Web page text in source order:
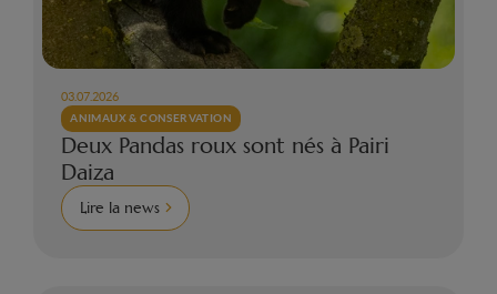
03.07.2026
ANIMAUX & CONSERVATION
Deux Pandas roux sont nés à Pairi
Daiza
Lire la news